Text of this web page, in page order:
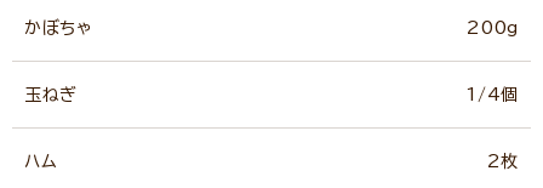
かぼちゃ 200g
玉ねぎ 1/4個
ハム 2枚